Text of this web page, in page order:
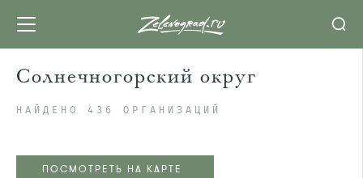
Солнечногорский округ
НАЙДЕНО 436 ОРГАНИЗАЦИЙ
ПОСМОТРЕТЬ НА КАРТЕ